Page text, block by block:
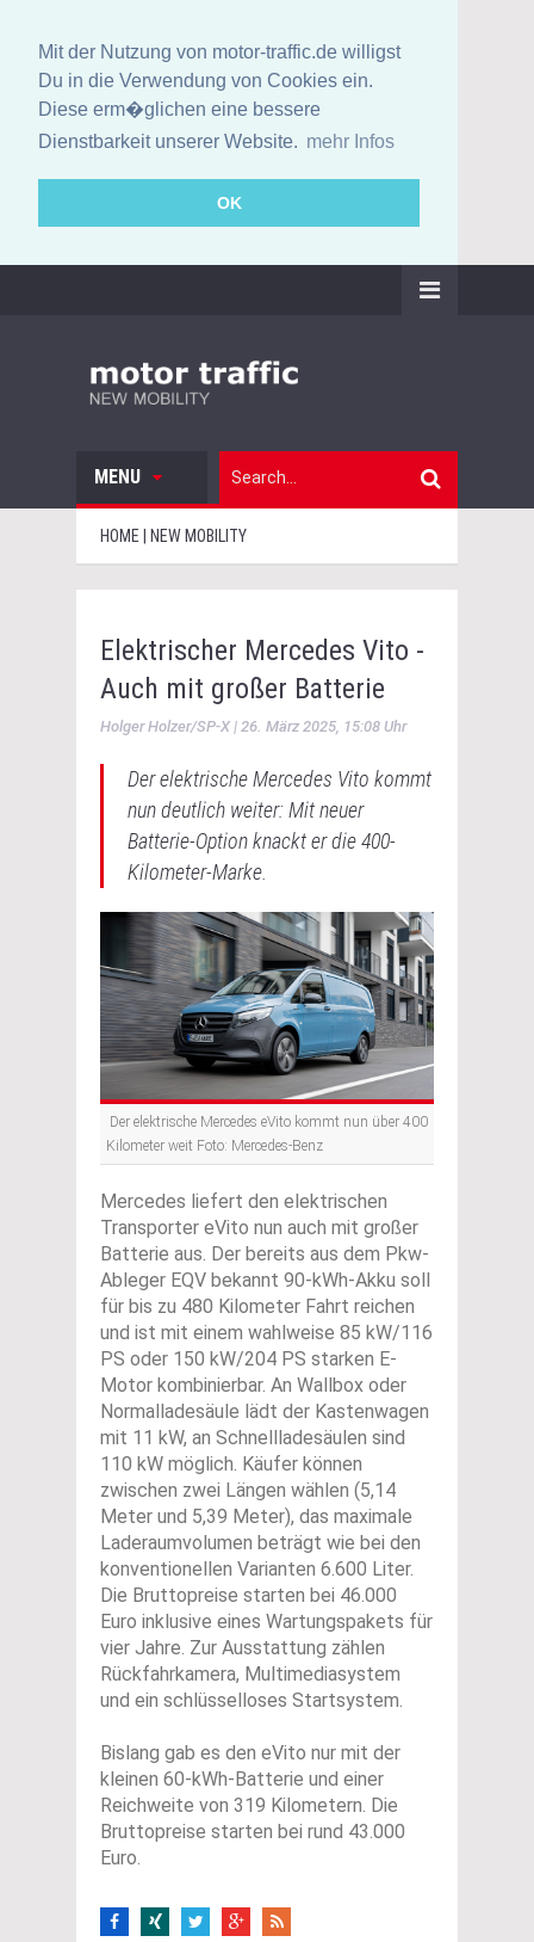
Mit der Nutzung von motor-traffic.de willigst
Du in die Verwendung von Cookies ein.
Diese erm�glichen eine bessere
Dienstbarkeit unserer Website. mehr Infos
OK
MENU
HOME | NEW MOBILITY
Elektrischer Mercedes Vito -
Auch mit großer Batterie
Holger Holzer/SP-X | 26. März 2025, 15:08 Uhr
Der elektrische Mercedes Vito kommt
nun deutlich weiter: Mit neuer
Batterie-Option knackt er die 400-
Kilometer-Marke.
Der elektrische Mercedes eVito kommt nun über 400
Kilometer weit Foto: Mercedes-Benz
Mercedes liefert den elektrischen
Transporter eVito nun auch mit großer
Batterie aus. Der bereits aus dem Pkw-
Ableger EQV bekannt 90-kWh-Akku soll
für bis zu 480 Kilometer Fahrt reichen
und ist mit einem wahlweise 85 kW/116
PS oder 150 kW/204 PS starken E-
Motor kombinierbar. An Wallbox oder
Normalladesäule lädt der Kastenwagen
mit 11 kW, an Schnellladesäulen sind
110 kW möglich. Käufer können
zwischen zwei Längen wählen (5,14
Meter und 5,39 Meter), das maximale
Laderaumvolumen beträgt wie bei den
konventionellen Varianten 6.600 Liter.
Die Bruttopreise starten bei 46.000
Euro inklusive eines Wartungspakets für
vier Jahre. Zur Ausstattung zählen
Rückfahrkamera, Multimediasystem
und ein schlüsselloses Startsystem.
Bislang gab es den eVito nur mit der
kleinen 60-kWh-Batterie und einer
Reichweite von 319 Kilometern. Die
Bruttopreise starten bei rund 43.000
Euro.